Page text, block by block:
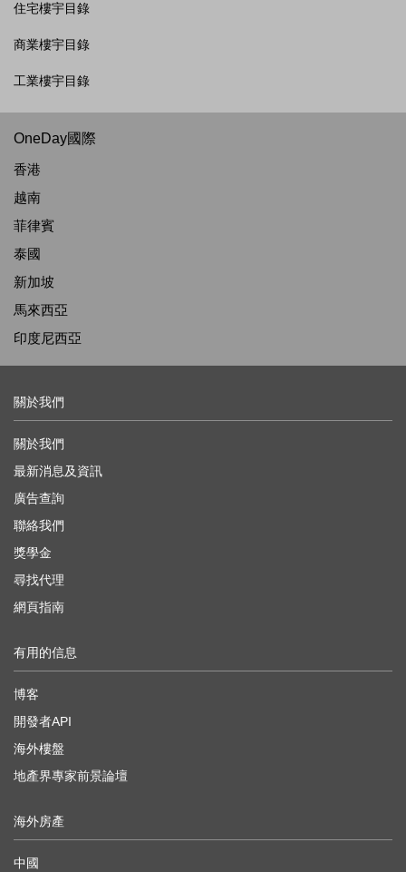
住宅樓宇目錄
商業樓宇目錄
工業樓宇目錄
OneDay國際
香港
越南
菲律賓
泰國
新加坡
馬來西亞
印度尼西亞
關於我們
關於我們
最新消息及資訊
廣告查詢
聯絡我們
獎學金
尋找代理
網頁指南
有用的信息
博客
開發者API
海外樓盤
地產界專家前景論壇
海外房產
中國